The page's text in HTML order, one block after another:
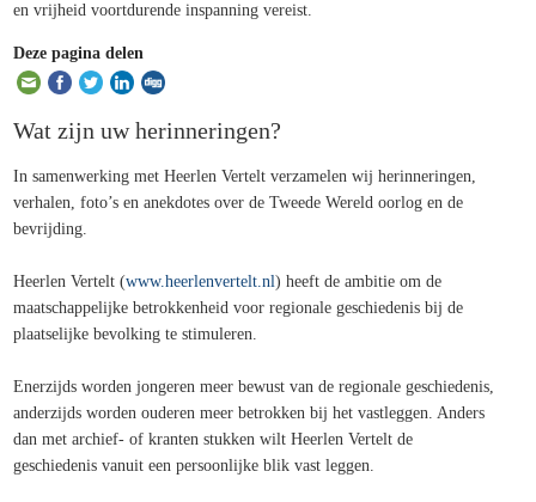
en vrijheid voortdurende inspanning vereist.
Deze pagina delen
Wat zijn uw herinneringen?
In samenwerking met Heerlen Vertelt verzamelen wij herinneringen,
verhalen, foto’s en anekdotes over de Tweede Wereld oorlog en de
bevrijding.
Heerlen Vertelt (www.heerlenvertelt.nl) heeft de ambitie om de
maatschappelijke betrokkenheid voor regionale geschiedenis bij de
plaatselijke bevolking te stimuleren.
Enerzijds worden jongeren meer bewust van de regionale geschiedenis,
anderzijds worden ouderen meer betrokken bij het vastleggen. Anders
dan met archief- of kranten stukken wilt Heerlen Vertelt de
geschiedenis vanuit een persoonlijke blik vast leggen.